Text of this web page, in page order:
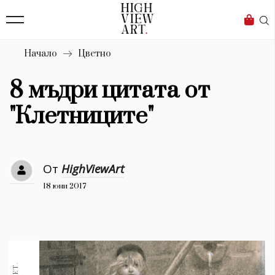
Бизнес
Мода
Dialogue
Изкуство
4340
Красота
777
Книги 1188
Начало Цветно
8 мъдри цитата от
"Клетниците"
От HighViewArt
18 юни 2017